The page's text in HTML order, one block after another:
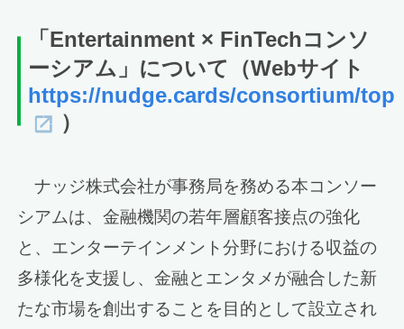
「Entertainment × FinTechコンソ
ーシアム」について（Webサイト
https://nudge.cards/consortium/top
）
ナッジ株式会社が事務局を務める本コンソー
シアムは、金融機関の若年層顧客接点の強化
と、エンターテインメント分野における収益の
多様化を支援し、金融とエンタメが融合した新
たな市場を創出することを目的として設立され